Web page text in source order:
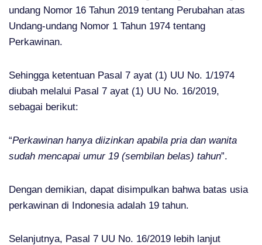
undang Nomor 16 Tahun 2019 tentang Perubahan atas
Undang-undang Nomor 1 Tahun 1974 tentang
Perkawinan.
Sehingga ketentuan Pasal 7 ayat (1) UU No. 1/1974
diubah melalui Pasal 7 ayat (1) UU No. 16/2019,
sebagai berikut:
“Perkawinan hanya diizinkan apabila pria dan wanita
sudah mencapai umur 19 (sembilan belas) tahun”.
Dengan demikian, dapat disimpulkan bahwa batas usia
perkawinan di Indonesia adalah 19 tahun.
Selanjutnya, Pasal 7 UU No. 16/2019 lebih lanjut